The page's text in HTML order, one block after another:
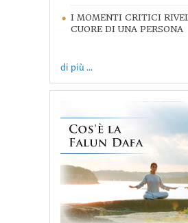
I MOMENTI CRITICI
CUORE DI UNA PERSONA
di più ...